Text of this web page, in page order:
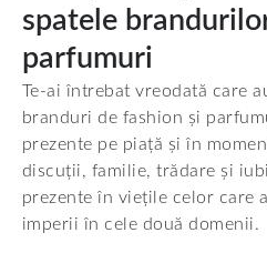
spatele
parfumuri
Te-ai întrebat vreodată care
branduri de fashion și
prezente pe piață și în
discuții, familie, trădare și
prezente în viețile celor care
imperii în cele două domenii.